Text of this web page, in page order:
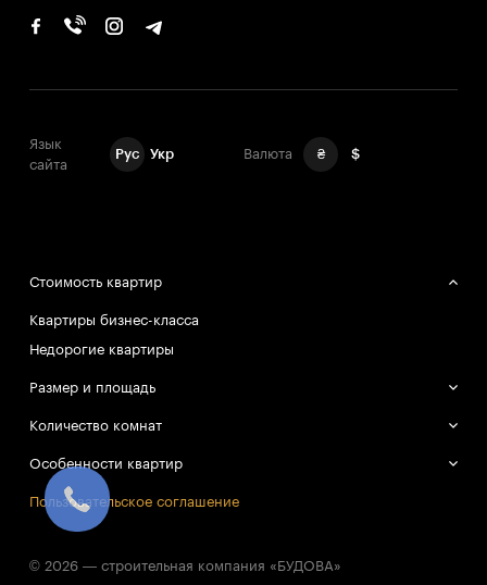
Язык
сайта
Рус Укр Валюта ₴ $
Стоимость квартир
Квартиры бизнес-класса
Недорогие квартиры
Размер и площадь
Большие квартиры
Маленькие квартиры
Количество комнат
Однокомнатные квартиры
Двухкомнатные квартиры
Трёхкомнатные квартиры
Особенности квартир
Смарт-квартиры
Пользовательское соглашение
© 2026 — строительная компания «БУДОВА»